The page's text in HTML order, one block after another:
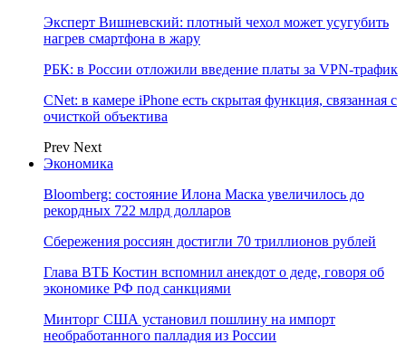
Эксперт Вишневский: плотный чехол может усугубить
нагрев смартфона в жару
РБК: в России отложили введение платы за VPN-трафик
CNet: в камере iPhone есть скрытая функция, связанная с
очисткой объектива
Prev Next
Экономика
Bloomberg: состояние Илона Маска увеличилось до
рекордных 722 млрд долларов
Сбережения россиян достигли 70 триллионов рублей
Глава ВТБ Костин вспомнил анекдот о деде, говоря об
экономике РФ под санкциями
Минторг США установил пошлину на импорт
необработанного палладия из России